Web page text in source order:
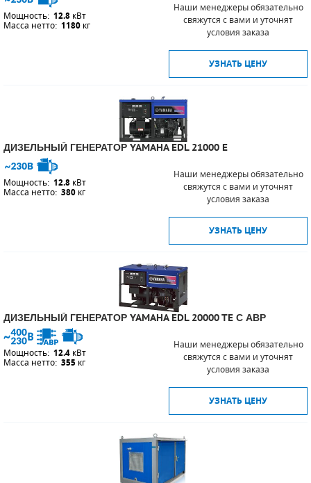
Мощность: 12.8 кВт
Масса нетто: 1180 кг
Наши менеджеры обязательно
свяжутся с вами и уточнят
условия заказа
УЗНАТЬ ЦЕНУ
ДИЗЕЛЬНЫЙ ГЕНЕРАТОР YAMAHA EDL 21000 E
Мощность: 12.8 кВт
Масса нетто: 380 кг
Наши менеджеры обязательно
свяжутся с вами и уточнят
условия заказа
УЗНАТЬ ЦЕНУ
ДИЗЕЛЬНЫЙ ГЕНЕРАТОР YAMAHA EDL 20000 TE С АВР
Мощность: 12.4 кВт
Масса нетто: 355 кг
Наши менеджеры обязательно
свяжутся с вами и уточнят
условия заказа
УЗНАТЬ ЦЕНУ
ДЕТАЛИ ПОГРУЖНЫХ НАСОСОВ